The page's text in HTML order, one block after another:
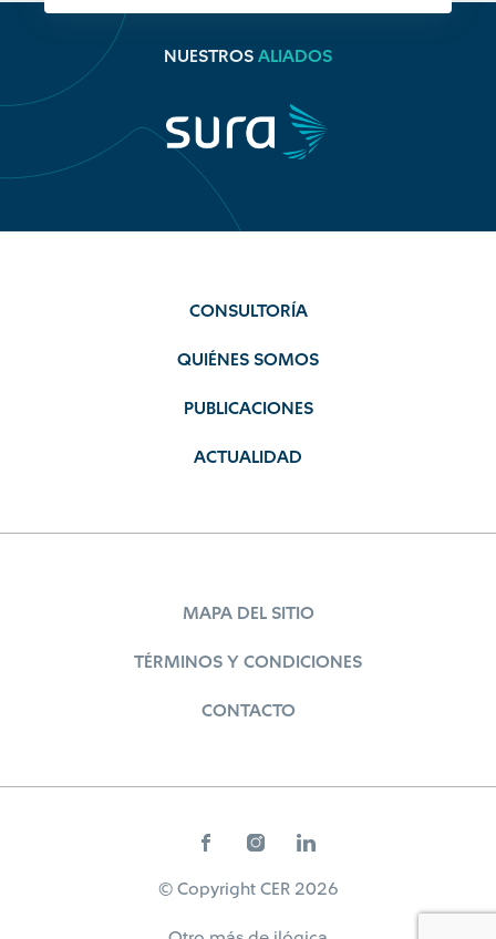
NUESTROS ALIADOS
CONSULTORÍA
QUIÉNES SOMOS
PUBLICACIONES
ACTUALIDAD
MAPA DEL SITIO
TÉRMINOS Y CONDICIONES
CONTACTO
© Copyright CER 2026